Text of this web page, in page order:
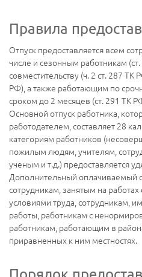
Правила
Отпуск предоставляется всем
числе и сезонным работникам
совместительству (ч. 2 ст. 287
РФ), а также работающим по
сроком до 2 месяцев (ст. 291 ТК
Основной отпуск работника,
работодателем, составляет 28
категориям работников
пожилым людям, учителям,
ученым и т.д.) предоставляется
Дополнительный оплачиваемый
сотрудникам, занятым на
условиями труда, сотрудникам,
работы, работникам с
работникам, работающим в
приравненных к ним местностях.